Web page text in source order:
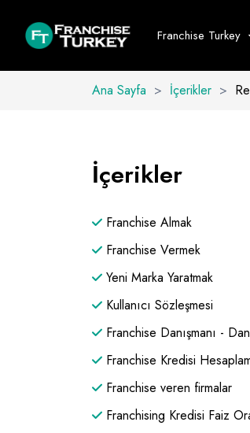
Franchise Turkey
Ana Sayfa > İçerikler >
İçerikler
Franchise Almak
Franchise Vermek
Yeni Marka Yaratmak
Kullanıcı Sözleşmesi
Franchise Danışmanı -
Franchise Kredisi
Franchise veren firmalar
Franchising Kredisi Faiz